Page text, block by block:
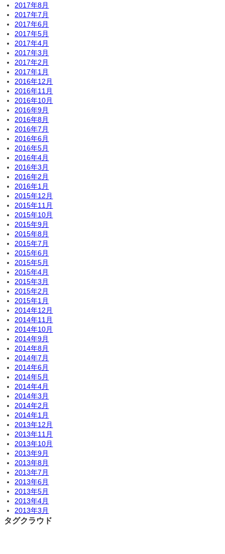
2017年8月
2017年7月
2017年6月
2017年5月
2017年4月
2017年3月
2017年2月
2017年1月
2016年12月
2016年11月
2016年10月
2016年9月
2016年8月
2016年7月
2016年6月
2016年5月
2016年4月
2016年3月
2016年2月
2016年1月
2015年12月
2015年11月
2015年10月
2015年9月
2015年8月
2015年7月
2015年6月
2015年5月
2015年4月
2015年3月
2015年2月
2015年1月
2014年12月
2014年11月
2014年10月
2014年9月
2014年8月
2014年7月
2014年6月
2014年5月
2014年4月
2014年3月
2014年2月
2014年1月
2013年12月
2013年11月
2013年10月
2013年9月
2013年8月
2013年7月
2013年6月
2013年5月
2013年4月
2013年3月
タグクラウド